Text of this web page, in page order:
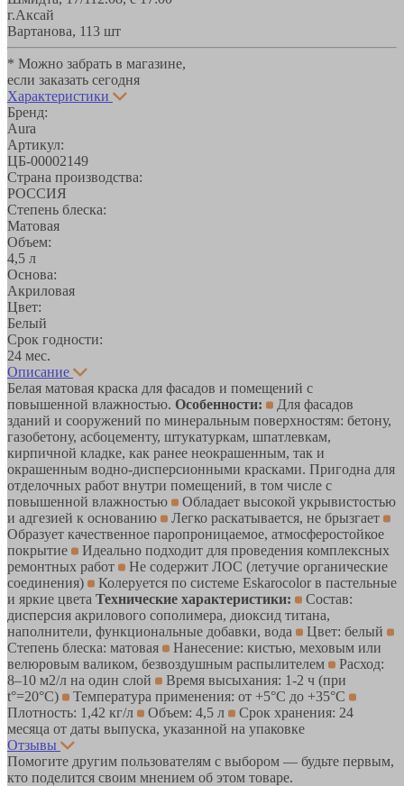
г.Аксай
Вартанова, 113 шт
* Можно забрать в магазине,
если заказать сегодня
Характеристики
Бренд:
Aura
Артикул:
ЦБ-00002149
Страна производства:
РОССИЯ
Степень блеска:
Матовая
Объем:
4,5 л
Основа:
Акриловая
Цвет:
Белый
Срок годности:
24 мес.
Описание
Белая матовая краска для фасадов и помещений с
повышенной влажностью. Особенности:
Для фасадов
зданий и сооружений по минеральным поверхностям: бетону,
газобетону, асбоцементу, штукатуркам, шпатлевкам,
кирпичной кладке, как ранее неокрашенным, так и
окрашенным водно-дисперсионными красками. Пригодна для
отделочных работ внутри помещений, в том числе с
повышенной влажностью
Обладает высокой укрывистостью
и адгезией к основанию
Легко раскатывается, не брызгает
Образует качественное паропроницаемое, атмосферостойкое
покрытие
Идеально подходит для проведения комплексных
ремонтных работ
Не содержит ЛОС (летучие органические
соединения)
Колеруется по системе Eskarocolor в пастельные
и яркие цвета Технические характеристики:
Состав:
дисперсия акрилового сополимера, диоксид титана,
наполнители, функциональные добавки, вода
Цвет: белый
Степень блеска: матовая
Нанесение: кистью, меховым или
велюровым валиком, безвоздушным распылителем
Расход:
8–10 м2/л на один слой
Время высыхания: 1-2 ч (при
t°=20°C)
Температура применения: от +5°C до +35°С
Плотность: 1,42 кг/л
Объем: 4,5 л
Срок хранения: 24
месяца от даты выпуска, указанной на упаковке
Отзывы
Помогите другим пользователям с выбором — будьте первым,
кто поделится своим мнением об этом товаре.